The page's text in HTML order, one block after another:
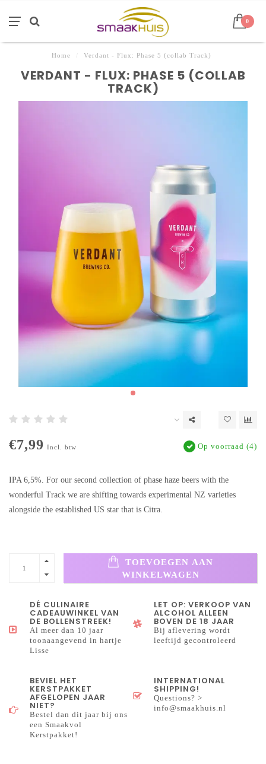
0
Home Verdant - Flux: Phase 5 (collab Track)
VERDANT - FLUX: PHASE 5 (COLLAB
TRACK)
€7,99 Incl. btw Op voorraad (4)
IPA 6,5%. For our second collection of phase haze beers with the
wonderful Track we are shifting towards experimental NZ varieties
alongside the established US star that is Citra.
TOEVOEGEN AAN
WINKELWAGEN
DÉ CULINAIRE
CADEAUWINKEL VAN
DE BOLLENSTREEK!
Al meer dan 10 jaar
toonaangevend in hartje
Lisse
LET OP: VERKOOP VAN
ALCOHOL ALLEEN
BOVEN DE 18 JAAR
Bij aflevering wordt
leeftijd gecontroleerd
BEVIEL HET
KERSTPAKKET
AFGELOPEN JAAR
NIET?
Bestel dan dit jaar bij ons
een Smaakvol
Kerstpakket!
INTERNATIONAL
SHIPPING!
Questions? >
info@smaakhuis.nl